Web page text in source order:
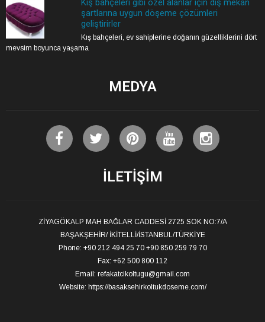
Kış bahçeleri gibi özel alanlar için dış mekan
şartlarına uygun döşeme çözümleri
geliştirirler
Kış bahçeleri, ev sahiplerine doğanın güzelliklerini dört
mevsim boyunca yaşama
MEDYA
İLETIŞIM
ZİYAGÖKALP MAH BAĞLAR CADDESİ 2725 SOK NO:7/A
BAŞAKŞEHİR/ İKİTELLİ/İSTANBUL/TÜRKİYE
Phone: +90 212 494 25 70 +90 850 259 79 70
Fax: +62 500 800 112
Email: refakatcikoltugu@gmail.com
Website: https://basaksehirkoltukdoseme.com/